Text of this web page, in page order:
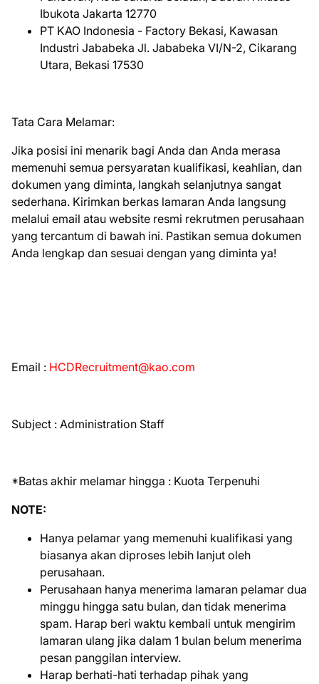
Ibukota Jakarta 12770
PT KAO Indonesia - Factory Bekasi, Kawasan
Industri Jababeka Jl. Jababeka VI/N-2, Cikarang
Utara, Bekasi 17530
Tata Cara Melamar:
Jika posisi ini menarik bagi Anda dan Anda merasa
memenuhi semua persyaratan kualifikasi, keahlian, dan
dokumen yang diminta, langkah selanjutnya sangat
sederhana. Kirimkan berkas lamaran Anda langsung
melalui email atau website resmi rekrutmen perusahaan
yang tercantum di bawah ini. Pastikan semua dokumen
Anda lengkap dan sesuai dengan yang diminta ya!
Email : HCDRecruitment@kao.com
Subject : Administration Staff
*Batas akhir melamar hingga : Kuota Terpenuhi
NOTE:
Hanya pelamar yang memenuhi kualifikasi yang
biasanya akan diproses lebih lanjut oleh
perusahaan.
Perusahaan hanya menerima lamaran pelamar dua
minggu hingga satu bulan, dan tidak menerima
spam. Harap beri waktu kembali untuk mengirim
lamaran ulang jika dalam 1 bulan belum menerima
pesan panggilan interview.
Harap berhati-hati terhadap pihak yang